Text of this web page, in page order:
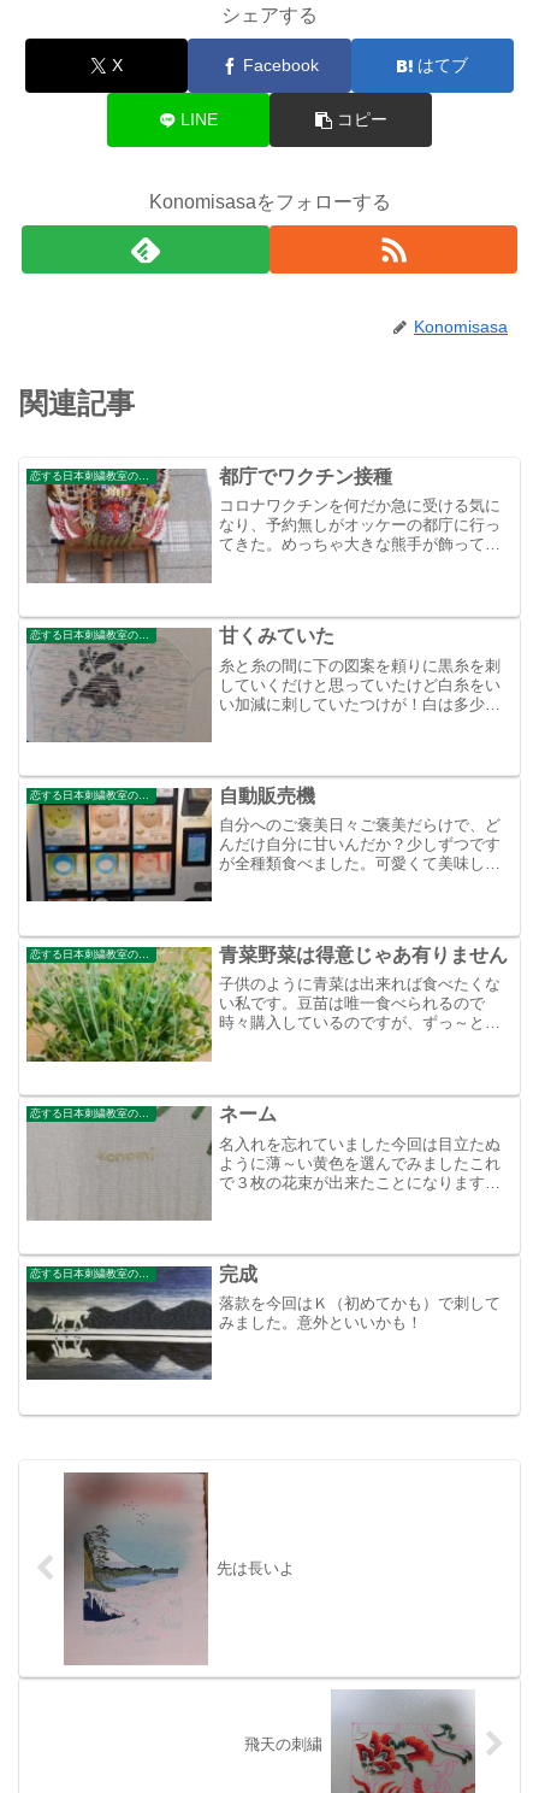
シェアする
X Facebook はてブ
LINE コピー
Konomisasaをフォローする
Konomisasa
関連記事
都庁でワクチン接種
コロナワクチンを何だか急に受ける気に
なり、予約無しがオッケーの都庁に行っ
てきた。めっちゃ大きな熊手が飾ってあ
恋する日本刺繍教室のブログ 甘くみていた
糸と糸の間に下の図案を頼りに黒糸を刺
していくだけと思っていたけど白糸をい
い加減に刺していたつけが！白は多少斜
せん。
自動販売機
自分へのご褒美日々ご褒美だらけで、ど
んだけ自分に甘いんだか？少しずつです
が全種類食べました。可愛くて美味しい
青菜野菜は得意じゃあ有りません
子供のように青菜は出来れば食べたくな
い私です。豆苗は唯一食べられるので
時々購入しているのですが、ずっ～と調
かれこれ２週間、水、🍊、う...
恋する日本刺繍教室のブログ ネーム
名入れを忘れていました今回は目立たぬ
ように薄～い黄色を選んでみましたこれ
で３枚の花束が出来たことになりますど
完成
落款を今回はＫ（初めてかも）で刺して
みました。意外といいかも！
先は長いよ
飛天の刺繍